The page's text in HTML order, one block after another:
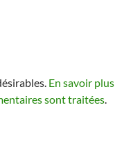
En savoir plus
sont traitées.